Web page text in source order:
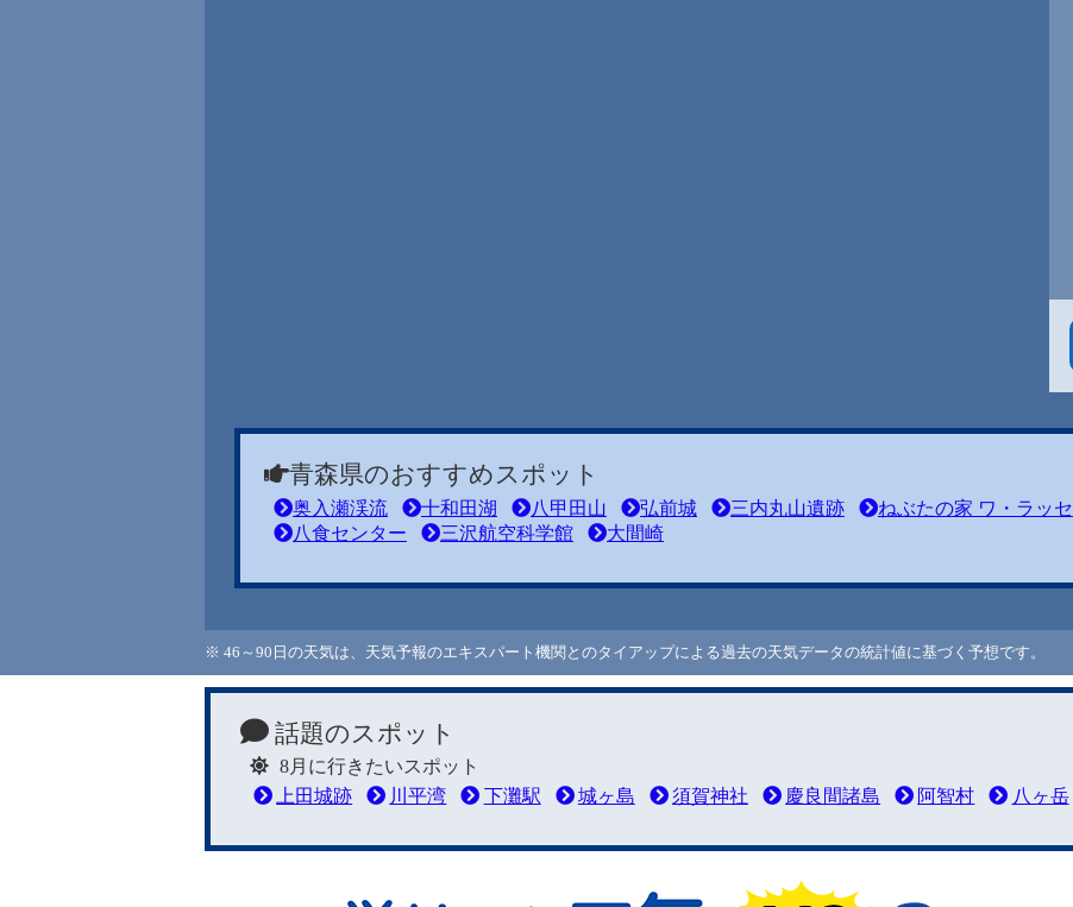
青森県のおすすめスポット
奥入瀬渓流 十和田湖 八甲田山 弘前城 三内丸山遺跡 ねぶたの家 ワ・ラッセ
八食センター
三沢航空科学館 大間崎
※ 46～90日の天気は、天気予報のエキスパート機関とのタイアップによる過去の天気データの統計値に基づく予想です。
話題のスポット
8月に行きたいスポット
上田城跡
川平湾 下灘駅 城ヶ島 須賀神社 慶良間諸島 阿智村 八ヶ岳